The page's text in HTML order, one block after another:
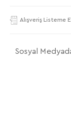
Alışveriş Listeme
Sosyal